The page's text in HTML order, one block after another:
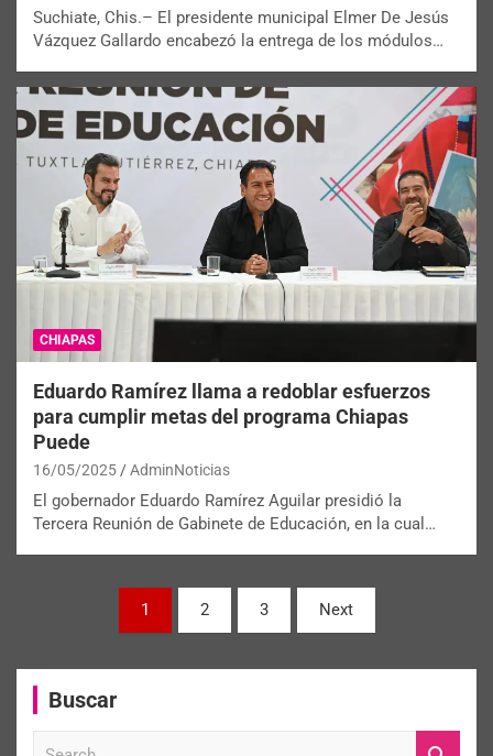
Suchiate, Chis.– El presidente municipal Elmer De Jesús
Vázquez Gallardo encabezó la entrega de los módulos…
CHIAPAS
Eduardo Ramírez llama a redoblar esfuerzos
para cumplir metas del programa Chiapas
Puede
16/05/2025 AdminNoticias
El gobernador Eduardo Ramírez Aguilar presidió la
Tercera Reunión de Gabinete de Educación, en la cual…
1 2 3 Next
Buscar